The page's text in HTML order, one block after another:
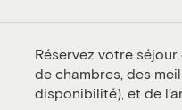
Réservez votre
de chambres, des
disponibilité), et de